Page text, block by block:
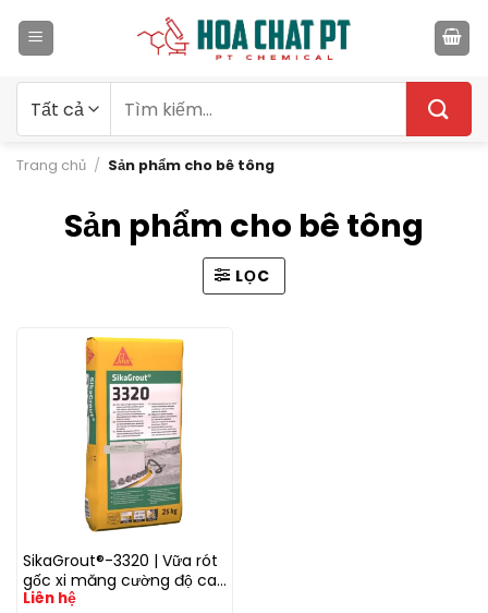
qua
kiếm:
Trang chủ / Sản phẩm cho bê tông
Sản phẩm cho bê tông
LỌC
SikaGrout®-3320 | Vữa rót
gốc xi măng cường độ cao
cho móng & bulong neo
Liên hệ